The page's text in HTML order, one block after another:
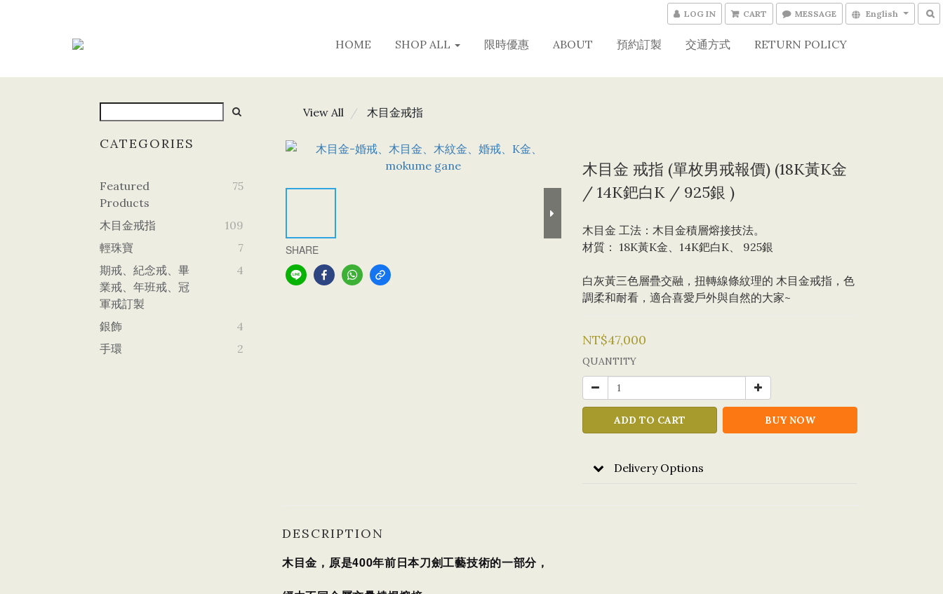
LOG IN CART MESSAGE English
HOME SHOP ALL 限時優惠 ABOUT 預約訂製 交通方式 RETURN POLICY
CATEGORIES
Featured
Products
75
木目金戒指
109
輕珠寶
7
期戒、紀念戒、畢
業戒、年班戒、冠
軍戒訂製
4
銀飾
4
手環
2
View All 木目金戒指
SHARE
木目金 戒指 (單枚男戒報價) (18K黃K金
/ 14K鈀白K / 925銀 )
木目金 工法：木目金積層熔接技法。
材質： 18K黃K金、14K鈀白K、 925銀
白灰黃三色層疊交融，扭轉線條紋理的 木目金戒指，色
調柔和耐看，適合喜愛戶外與自然的大家~
NT$47,000
QUANTITY
ADD TO CART BUY NOW
Delivery Options
DESCRIPTION
木目金，原是400年前日本刀劍工藝技術的一部分，